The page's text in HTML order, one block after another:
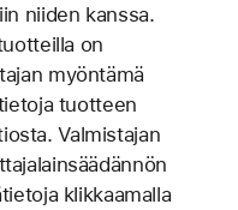
niiden kanssa.
on
myöntämä
tuotteen
Valmistajan
klikkaamalla